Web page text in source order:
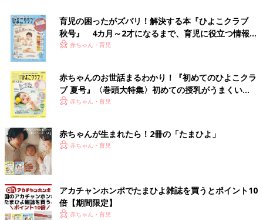
育児の困ったがズバリ！解決する本『ひよこクラブ
秋号』 4カ月～2才になるまで、育児に役立つ情報が
いっぱい！
赤ちゃん・育児
赤ちゃんのお世話まるわかり！『初めてのひよこクラ
ブ 夏号』〈巻頭大特集〉初めての授乳がうまくい
く！ おっぱい・ミルクの基本と夏のトラブル 解決テ
赤ちゃん・育児
赤ちゃんが生まれたら！2冊の「たまひよ」
赤ちゃん・育児
アカチャンホンポでたまひよ雑誌を買うとポイント10
倍【期間限定】
赤ちゃん・育児